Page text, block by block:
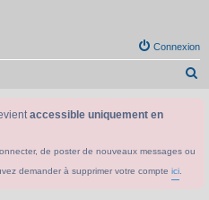
Connexion
accessible uniquement en
de poster de nouveaux messages ou
demander à supprimer votre compte ici